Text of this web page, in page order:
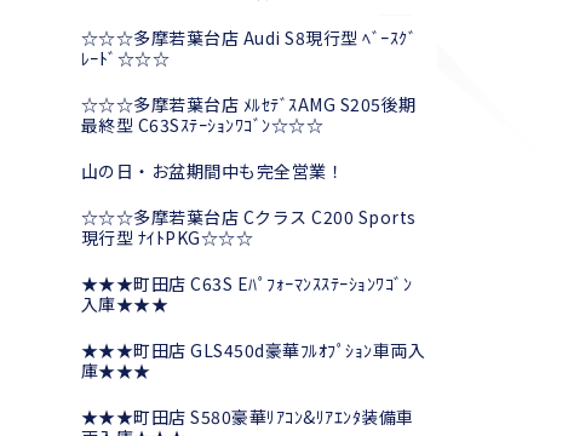
☆☆☆多摩若葉台店 Audi S8現行型 ﾍﾞｰｽｸﾞ
ﾚｰﾄﾞ☆☆☆
☆☆☆多摩若葉台店 ﾒﾙｾﾃﾞｽAMG S205後期
最終型 C63Sｽﾃｰｼｮﾝﾜｺﾞﾝ☆☆☆
山の日・お盆期間中も完全営業！
☆☆☆多摩若葉台店 Cクラス C200 Sports
現行型 ﾅｲﾄPKG☆☆☆
★★★町田店 C63S Eﾊﾟﾌｫｰﾏﾝｽｽﾃｰｼｮﾝﾜｺﾞﾝ
入庫★★★
★★★町田店 GLS450d豪華ﾌﾙｵﾌﾟｼｮﾝ車両入
庫★★★
★★★町田店 S580豪華ﾘｱｺﾝ&ﾘｱｴﾝﾀ装備車